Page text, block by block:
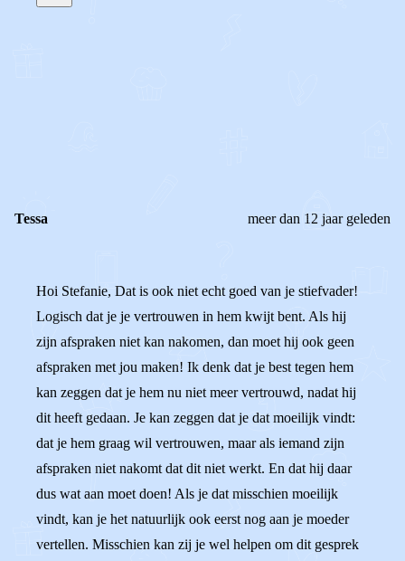
Tessa meer dan 12 jaar geleden
Hoi Stefanie, Dat is ook niet echt goed van je stiefvader!
Logisch dat je je vertrouwen in hem kwijt bent. Als hij
zijn afspraken niet kan nakomen, dan moet hij ook geen
afspraken met jou maken! Ik denk dat je best tegen hem
kan zeggen dat je hem nu niet meer vertrouwd, nadat hij
dit heeft gedaan. Je kan zeggen dat je dat moeilijk vindt:
dat je hem graag wil vertrouwen, maar als iemand zijn
afspraken niet nakomt dat dit niet werkt. En dat hij daar
dus wat aan moet doen! Als je dat misschien moeilijk
vindt, kan je het natuurlijk ook eerst nog aan je moeder
vertellen. Misschien kan zij je wel helpen om dit gesprek